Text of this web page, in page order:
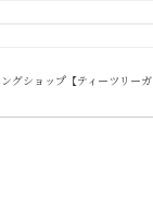
グショップ【ティーツリー